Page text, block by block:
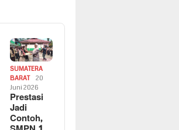
SUMATERA
BARAT
20
Juni 2026
Prestasi
Jadi
Contoh,